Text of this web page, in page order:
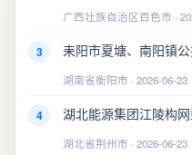
广西壮族自治区百色市 ·
3 耒阳市夏塘、南阳镇
湖南省衡阳市 · 2026-06-23
4 湖北能源集团江陵构
湖北省荆州市 · 2026-06-23